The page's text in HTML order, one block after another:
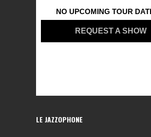
NO UPCOMING TOUR
REQUEST A SHOW
LE JAZZOPHONE